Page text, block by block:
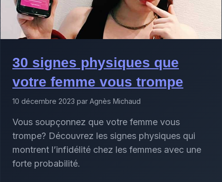
30 signes physiques que
votre femme vous trompe
10 décembre 2023 par Agnès Michaud
Vous soupçonnez que votre femme vous
trompe? Découvrez les signes physiques qui
montrent l’infidélité chez les femmes avec une
forte probabilité.